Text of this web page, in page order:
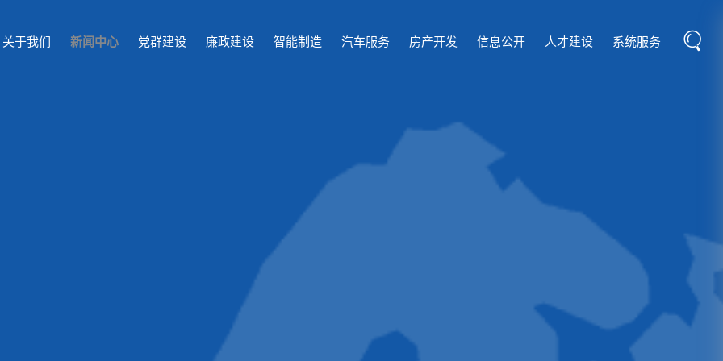
关于我们 新闻中心 党群建设 廉政建设 智能制造 汽车服务 房产开发 信息公开 人才建设 系统服务